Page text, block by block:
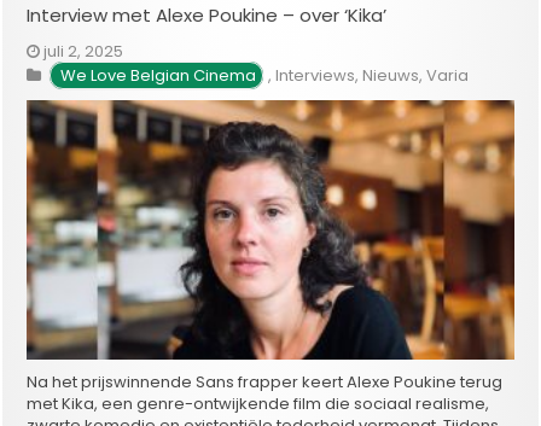
Interview met Alexe Poukine – over ‘Kika’
juli 2, 2025
We Love Belgian Cinema , Interviews, Nieuws,Varia
Na het prijswinnende Sans frapper keert Alexe Poukine terug
met Kika, een genre-ontwijkende film die sociaal realisme,